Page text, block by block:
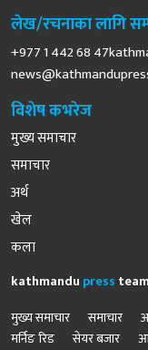
लेख/रचनाका लागि
+977 1 442 68
विशेष कभरेज
मुख्य समाचार
समाचार
अर्थ
खेल
कला
kathmandu press team
मुख्य समाचार
समाचार
मर्निङ रिड
सेयर बजार